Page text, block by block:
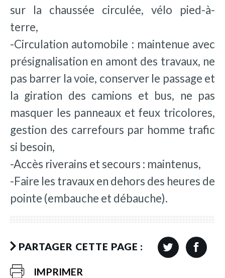
sur la chaussée circulée, vélo pied-à-
terre,
-Circulation automobile : maintenue avec
présignalisation en amont des travaux, ne
pas barrer la voie, conserver le passage et
la giration des camions et bus, ne pas
masquer les panneaux et feux tricolores,
gestion des carrefours par homme trafic
si besoin,
-Accès riverains et secours : maintenus,
-Faire les travaux en dehors des heures de
pointe (embauche et débauche).
PARTAGER CETTE PAGE :
IMPRIMER